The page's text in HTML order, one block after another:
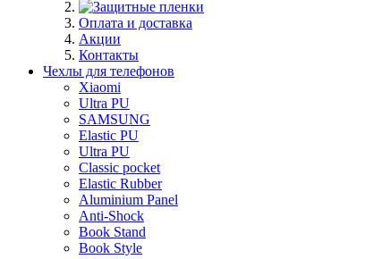
Оплата и доставка
Акции
Контакты
Чехлы для телефонов
Xiaomi
Ultra PU
SAMSUNG
Elastic PU
Ultra PU
Classic pocket
Elastic Rubber
Aluminium Panel
Anti-Shock
Book Stand
Book Style